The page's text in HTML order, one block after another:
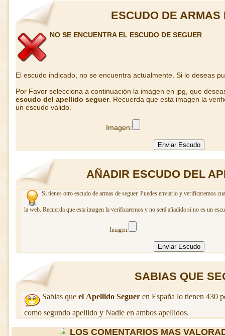
ESCUDO DE ARMAS
NO SE ENCUENTRA EL ESCUDO DE SEGUER
El escudo indicado, no se encuentra actualmente. Si lo deseas
Por Favor selecciona a continuación la imagen en jpg, que
escudo del apellido seguer. Recuerda que esta imagen la
un escudo válido.
Imagen:
AÑADIR ESCUDO DEL
Si tienes otro escudo de armas de seguer. Puedes enviarlo y verificaremos
la web. Recuerda que esta imagen la verificaremos y no será añadida si no es un
Imagen:
SABIAS QUE
Sabias queel Apellido Segueren España lo tienen 430
como segundo apellido y Nadie en ambos apellidos.
LOS COMENTARIOS MAS